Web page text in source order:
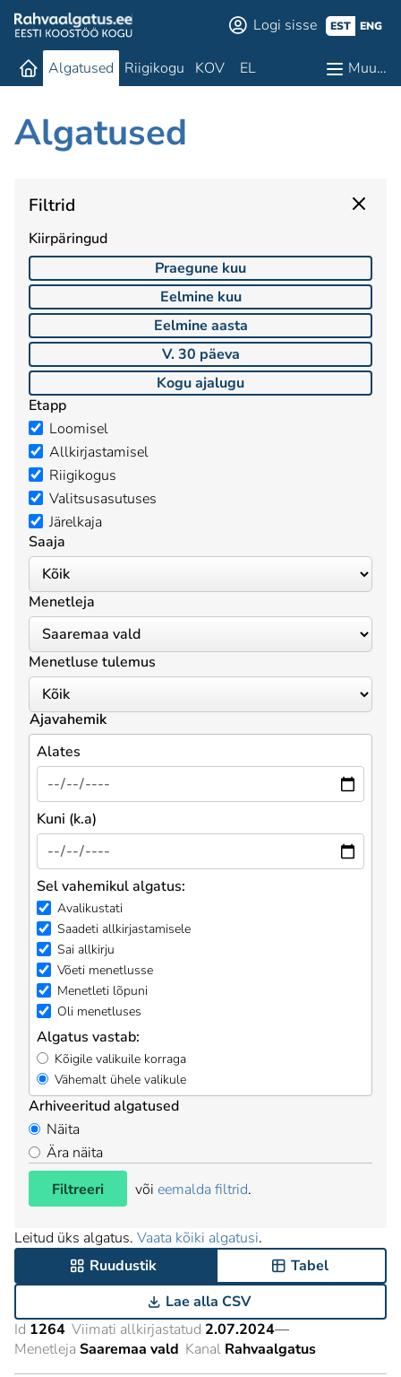
Logi sisse EST ENG
Algatused Riigikogu KOV EL Muu…
Algatused
Filtrid
Kiirpäringud
Praegune kuu
Eelmine kuu
Eelmine aasta
V. 30 päeva
Kogu ajalugu
Etapp
Loomisel
Allkirjastamisel
Riigikogus
Valitsusasutuses
Järelkaja
Saaja
Menetleja
Menetluse tulemus
Ajavahemik
Alates
Kuni (k.a)
Sel vahemikul algatus:
Avalikustati
Saadeti allkirjastamisele
Sai allkirju
Võeti menetlusse
Menetleti lõpuni
Oli menetluses
Algatus vastab:
Kõigile valikuile korraga
Vähemalt ühele valikule
Arhiveeritud algatused
Näita
Ära näita
Filtreeri
või eemalda filtrid.
Leitud üks algatus. Vaata kõiki algatusi.
Ruudustik
Tabel
Lae alla CSV
Id 1264 Viimati allkirjastatud 2.07.2024—
Menetleja Saaremaa vald Kanal Rahvaalgatus